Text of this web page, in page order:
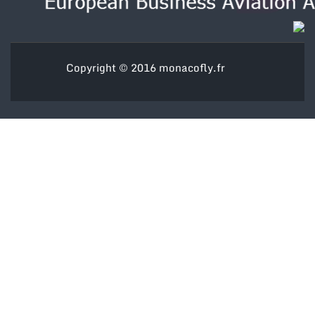
Copyright © 2016 monacofly.fr